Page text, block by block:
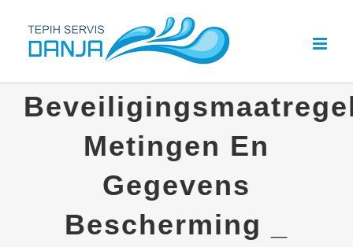
Metingen En
Gegevens
Bescherming _